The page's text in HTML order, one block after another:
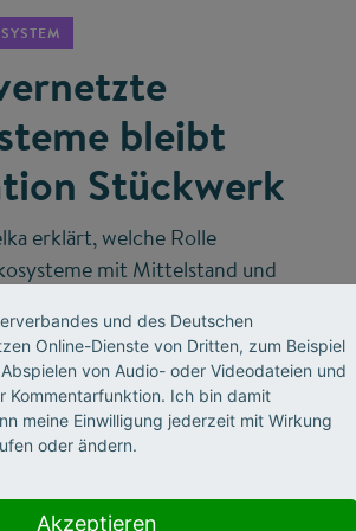
bleibt
Stückwerk
erklärt, welche Rolle
mit Mittelstand und
und industriellen
technologischer Vorreiter
und des Deutschen
Online-Dienste von Dritten, zum Beispiel
von Audio- oder Videodateien und
Kommentarfunktion. Ich bin damit
meine Einwilligung jederzeit mit Wirkung
oder ändern.
Akzeptieren